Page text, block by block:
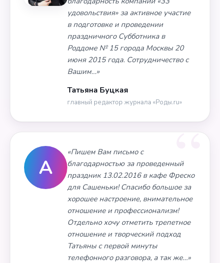
удовольствия» за активное участие
в подготовке и проведении
праздничного Субботника в
Роддоме № 15 города Москвы 20
июня 2015 года. Сотрудничество с
Вашим…»
Татьяна Буцкая
главный редактор журнала «Роды.ru»
А
«Пишем Вам письмо с
благодарностью за проведенный
праздник 13.02.2016 в кафе Фреско
для Сашеньки! Спасибо большое за
хорошее настроение, внимательное
отношение и профессионализм!
Отдельно хочу отметить трепетное
отношение и творческий подход
Татьяны с первой минуты
телефонного разговора, а так же…»